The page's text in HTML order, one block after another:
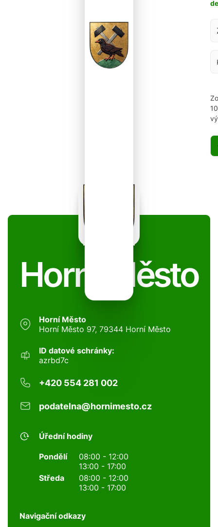
Horní Město
Horní Město
Horní Město 97, 79344 Horní Město
ID datové schránky:
azrbd7c
+420 554 281 002
podatelna@hornimesto.cz
Úřední hodiny
Pondělí
08:00 - 12:00
13:00 - 17:00
Středa
08:00 - 12:00
13:00 - 17:00
Navigační odkazy